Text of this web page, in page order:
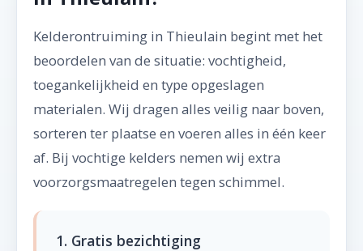
Kelderontruiming in Thieulain begint met het
beoordelen van de situatie: vochtigheid,
toegankelijkheid en type opgeslagen
materialen. Wij dragen alles veilig naar boven,
sorteren ter plaatse en voeren alles in één keer
af. Bij vochtige kelders nemen wij extra
voorzorgsmaatregelen tegen schimmel.
1. Gratis bezichtiging